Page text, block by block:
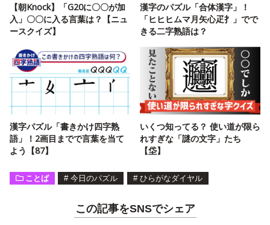
【朝Knock】「G20に〇〇が加
入」〇〇に入る言葉は？【ニュ
ースクイズ】
漢字のパズル「合体漢字」！
「ヒヒヒムマ月矢心疋扌」でで
きる二字熟語は？
漢字パズル「書きかけ四字熟
語」！2画目までで言葉を当て
よう【87】
いくつ知ってる？ 使い道が限ら
れすぎな「謎の文字」たち
【垈】
ことば # 今日のパズル # ひらがなダイヤル
この記事をSNSでシェア